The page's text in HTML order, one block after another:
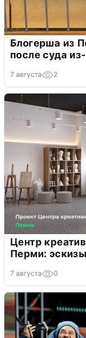
Блогерша из
после суда
7 августа 2
Центр
Перми:
7 августа 0